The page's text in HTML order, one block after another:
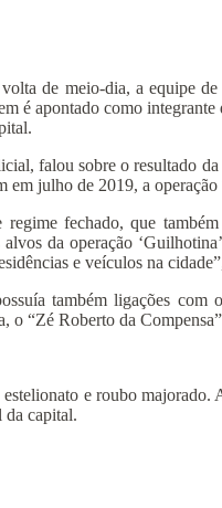
de meio-dia, a equipe
é apontado como
falou sobre o resultado
julho de 2019, a
fechado, que
da operação
e veículos na
também ligações
o “Zé Roberto da
e roubo
da capital.